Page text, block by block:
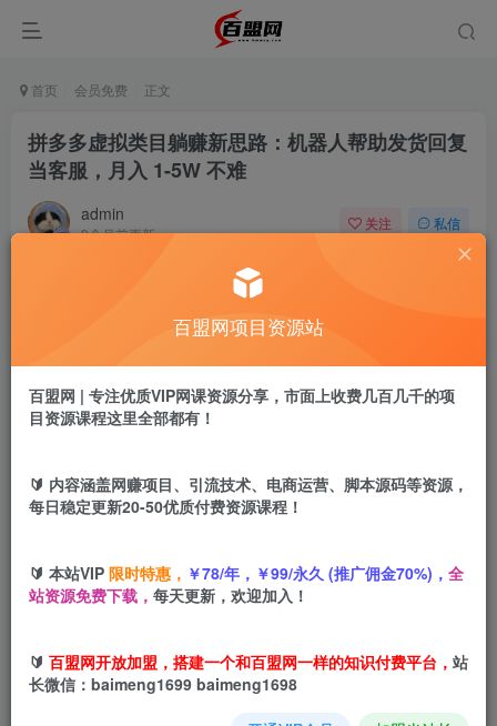
首页 会员免费 正文
拼多多虚拟类目躺赚新思路：机器人帮助发货回复
当客服，月入 1-5W 不难
admin
9个月前更新
关注 私信
盟币 9.9
立即购买
目。该模式以 0 成本、全自动化为核心优势，机器
百盟网项目资源站
百盟网 | 专注优质VIP网课资源分享，市面上收费几百几千的项
目资源课程这里全部都有！
🔰 内容涵盖网赚项目、引流技术、电商运营、脚本源码等资源，
每日稳定更新20-50优质付费资源课程！
🔰 本站VIP 限时特惠， ￥78/年，￥99/永久 (推广佣金70%)， 全
站资源免费下载， 每天更新，欢迎加入！
🔰 百盟网开放加盟，搭建一个和百盟网一样的知识付费平台， 站
长微信：baimeng1699 baimeng1698